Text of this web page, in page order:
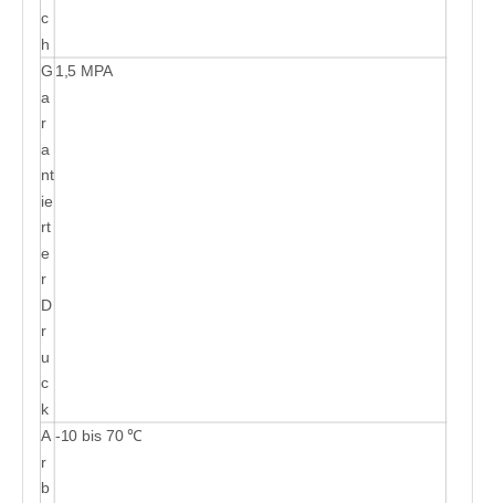
c
h
G
a
r
a
nt
ie
rt
e
r
D
r
u
c
k
1,5 MPA
A
r
b
-10 bis 70 ℃